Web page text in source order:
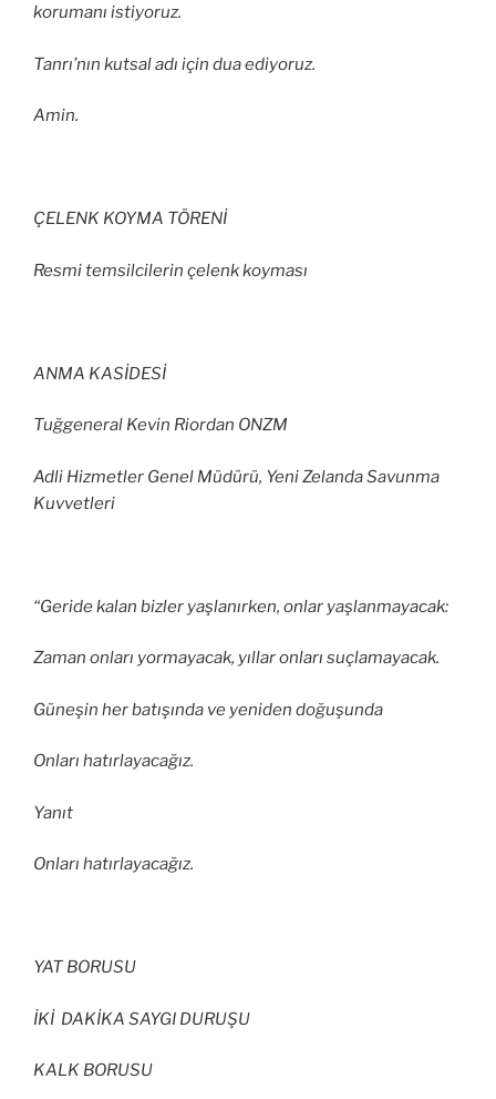
korumanı istiyoruz.
Tanrı’nın kutsal adı için dua ediyoruz.
Amin.
ÇELENK KOYMA TÖRENİ
Resmi temsilcilerin çelenk koyması
ANMA KASİDESİ
Tuğgeneral Kevin Riordan ONZM
Adli Hizmetler Genel Müdürü, Yeni Zelanda Savunma
Kuvvetleri
“Geride kalan bizler yaşlanırken, onlar yaşlanmayacak:
Zaman onları yormayacak, yıllar onları suçlamayacak.
Güneşin her batışında ve yeniden doğuşunda
Onları hatırlayacağız.
Yanıt
Onları hatırlayacağız.
YAT BORUSU
İKİ DAKİKA SAYGI DURUŞU
KALK BORUSU